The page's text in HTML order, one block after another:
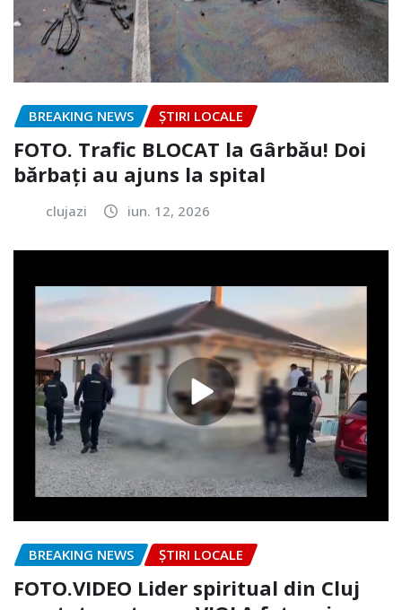
BREAKING NEWS ȘTIRI LOCALE
FOTO. Trafic BLOCAT la Gârbău! Doi
bărbați au ajuns la spital
clujazi iun. 12, 2026
BREAKING NEWS ȘTIRI LOCALE
FOTO.VIDEO Lider spiritual din Cluj